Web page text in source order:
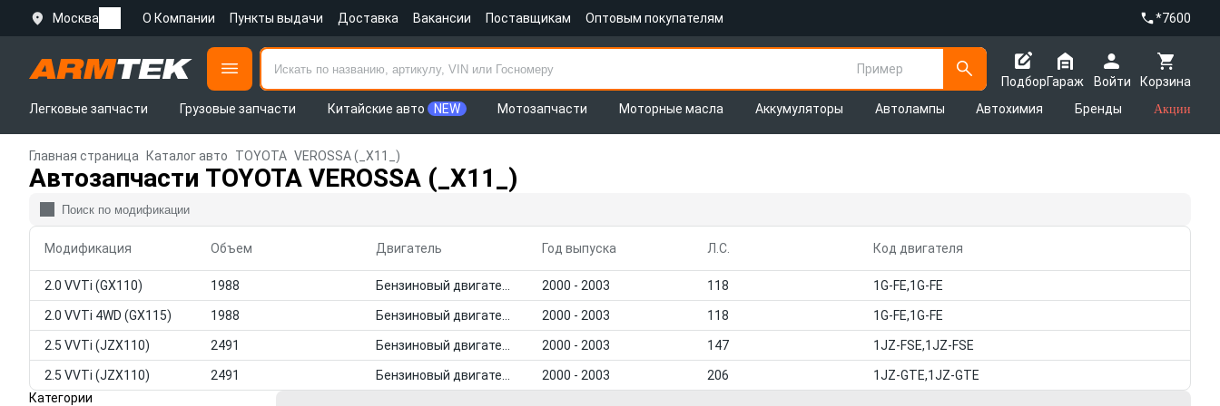
Москва О Компании Пункты выдачи Доставка Вакансии Поставщикам Оптовым покупателям *7600
Пример
Подбор
Корзина
Гараж
Войти
Легковые запчасти
Грузовые запчасти Китайские авто NEW Мотозапчасти Моторные масла Аккумуляторы Автолампы Автохимия Бренды Акции
Главная страница Каталог авто TOYOTA VEROSSA (_X11_)
Автозапчасти TOYOTA VEROSSA (_X11_)
Модификация Объем Двигатель Год выпуска Л.С. Код двигателя
2.0 VVTi (GX110) 1988 2000 - 2003 118 1G-FE,1G-FE
2.0 VVTi 4WD (GX115) 1988 2000 - 2003 118 1G-FE,1G-FE
2.5 VVTi (JZX110) 2491 2000 - 2003 147 1JZ-FSE,1JZ-FSE
2.5 VVTi (JZX110) 2491 2000 - 2003 206
1JZ-GTE,1JZ-GTE
Категории